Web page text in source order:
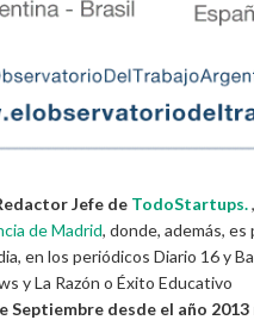
Jefe de TodoStartups.
de Madrid, donde, además,
en los periódicos Diario 16 y
y La Razón o Éxito Educativo
Septiembre desde el año